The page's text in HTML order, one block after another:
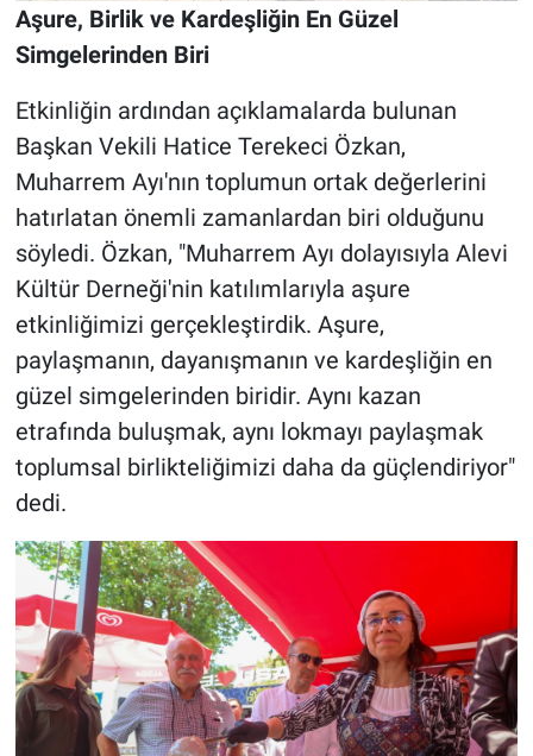
Aşure, Birlik ve Kardeşliğin En Güzel
Simgelerinden Biri
Etkinliğin ardından açıklamalarda bulunan
Başkan Vekili Hatice Terekeci Özkan,
Muharrem Ayı'nın toplumun ortak değerlerini
hatırlatan önemli zamanlardan biri olduğunu
söyledi. Özkan, "Muharrem Ayı dolayısıyla Alevi
Kültür Derneği'nin katılımlarıyla aşure
etkinliğimizi gerçekleştirdik. Aşure,
paylaşmanın, dayanışmanın ve kardeşliğin en
güzel simgelerinden biridir. Aynı kazan
etrafında buluşmak, aynı lokmayı paylaşmak
toplumsal birlikteliğimizi daha da güçlendiriyor"
dedi.